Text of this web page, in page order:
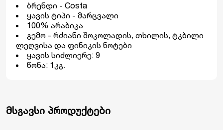
ბრენდი - Costa
ყავის ტიპი - მარცვალი
100% არაბიკა
გემო - რძიანი შოკოლადის, თხილის, ტკბილი
ლეღვისა და ფინიკის ნოტები
ყავის სიძლიერე: 9
წონა: 1კგ.
მსგავსი პროდუქტები